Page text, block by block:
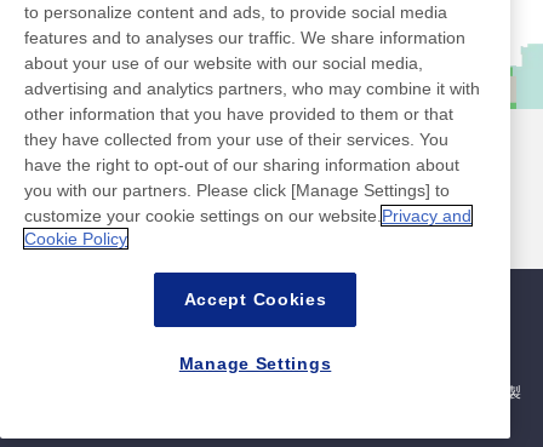
シェアする
ニュース
お問い合わせ
よくあるご質問
©Nitto Denko Corporation. All rights reserved.
※当サイトのコンテンツは各ページ公開時点の内容です。取扱いを終了した製
to personalize content and ads, to provide social media
features and to analyses our traffic. We share information
about your use of our website with our social media,
advertising and analytics partners, who may combine it with
other information that you have provided to them or that
they have collected from your use of their services. You
have the right to opt-out of our sharing information about
you with our partners. Please click [Manage Settings] to
customize your cookie settings on our website. Privacy and
Cookie Policy
Accept Cookies
Manage Settings